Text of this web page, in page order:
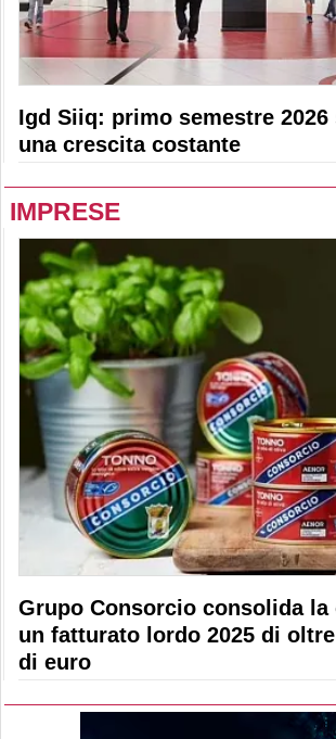
Igd Siiq: primo semestre
una crescita costante
IMPRESE
Grupo Consorcio consolida la
un fatturato lordo 2025 di
di euro